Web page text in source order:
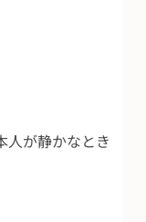
人が静かなとき